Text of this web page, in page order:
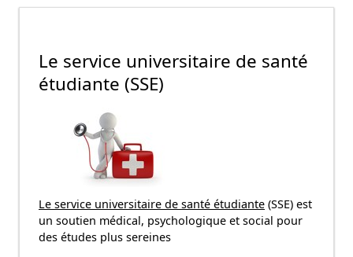
Le service universitaire de santé
étudiante (SSE)
Le service universitaire de santé étudiante (SSE) est
un soutien médical, psychologique et social pour
des études plus sereines